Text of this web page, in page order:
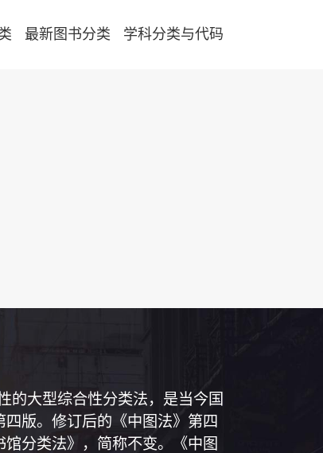
最新图书分类 学科分类与代码
的大型综合性分类法，是当今国
版。修订后的《中图法》第四
分类法》，简称不变。《中图